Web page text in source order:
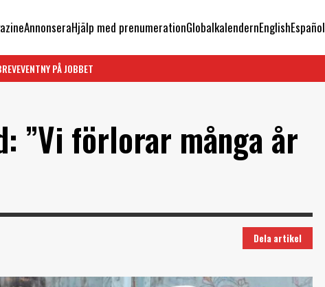
AnnonseraHjälp med prenumerationGlobalkalendernEnglishEspañol
EVENTNY PÅ JOBBET
”Vi förlorar många år
Dela artikel